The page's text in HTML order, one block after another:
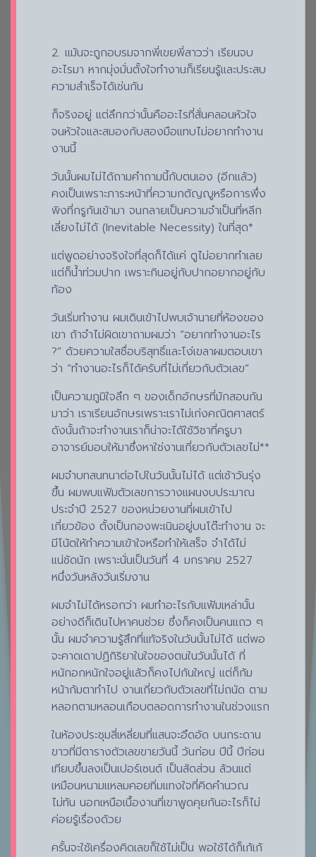
2. แม้นจะถูกอบรมจากพี่เขยพี่สาวว่า เรียนจบ
อะไรมา หากมุ่งมั่นตั้งใจทำงานก็เรียนรู้และประสบ
ความสำเร็จได้เช่นกัน
ก็จริงอยู่ แต่ลึกกว่านั้นคืออะไรที่สั่นคลอนหัวใจ
จนหัวใจและสมองกับสองมือแทบไม่อยากทำงาน
งานนี้
วันนั้นผมไม่ได้ถามคำถามนี้กับตนเอง (อีกแล้ว)
คงเป็นเพราะภาระหน้าที่ความกตัญญูหรือการพึ่ง
พิงที่กรูกันเข้ามา จนกลายเป็นความจำเป็นที่หลีก
เลี่ยงไม่ได้ (Inevitable Necessity) ในที่สุด*
แต่พูดอย่างจริงใจที่สุดก็ได้แค่ ตูไม่อยากทำเลย
แต่ก็น้ำท่วมปาก เพราะกินอยู่กับปากอยากอยู่กับ
ท้อง
วันเริ่มทำงาน ผมเดินเข้าไปพบเจ้านายที่ห้องของ
เขา ถ้าจำไม่ผิดเขาถามผมว่า “อยากทำงานอะไร
?” ด้วยความใสซื่อบริสุทธิ์และโง่เขลาผมตอบเขา
ว่า “ทำงานอะไรก็ได้ครับที่ไม่เกี่ยวกับตัวเลข”
เป็นความภูมิใจลึก ๆ ของเด็กอักษรที่มักสอนกัน
มาว่า เราเรียนอักษรเพราะเราไม่เก่งคณิตศาสตร์
ดังนั้นถ้าจะทำงานเราก็น่าจะได้ใช้วิชาที่ครูบา
อาจารย์มอบให้มาซึ่งหาใช่งานเกี่ยวกับตัวเลขไม่**
ผมจำบทสนทนาต่อไปในวันนั้นไม่ได้ แต่เช้าวันรุ่ง
ขึ้น ผมพบแฟ้มตัวเลขการวางแผนงบประมาณ
ประจำปี 2527 ของหน่วยงานที่ผมเข้าไป
เกี่ยวข้อง ตั้งเป็นกองพะเนินอยู่บนโต๊ะทำงาน จะ
มีโน้ตให้ทำความเข้าใจหรือทำให้เสร็จ จำได้ไม่
แน่ชัดนัก เพราะนั่นเป็นวันที่ 4 มกราคม 2527
หนึ่งวันหลังวันเริ่มงาน
ผมจำไม่ได้หรอกว่า ผมทำอะไรกับแฟ้มเหล่านั้น
อย่างดีก็เดินไปหาคนช่วย ซึ่งก็คงเป็นคนแถว ๆ
นั้น ผมจำความรู้สึกที่แท้จริงในวันนั้นไม่ได้ แต่พอ
จะคาดเดาปฏิกิริยาในใจของตนในวันนั้นได้ ที่
หนักอกหนักใจอยู่แล้วก็คงไปกันใหญ่ แต่ก็ก้ม
หน้าก้มตาทำไป งานเกี่ยวกับตัวเลขที่ไม่ถนัด ตาม
หลอกตามหลอนเกือบตลอดการทำงานในช่วงแรก
ในห้องประชุมสี่เหลี่ยมที่แสนจะอึดอัด บนกระดาน
ขาวที่มีตารางตัวเลขขายวันนี้ วันก่อน ปีนี้ ปีก่อน
เทียบขึ้นลงเป็นเปอร์เซนต์ เป็นสัดส่วน ล้วนแต่
เหมือนหนามแหลมคอยทิ่มแทงใจที่คิดคำนวณ
ไม่ทัน นอกเหนือเนื้องานที่เขาพูดคุยกันอะไรก็ไม่
ค่อยรู้เรื่องด้วย
ครั้นจะใช้เครื่องคิดเลขก็ใช้ไม่เป็น พอใช้ได้ก็เก้เก้